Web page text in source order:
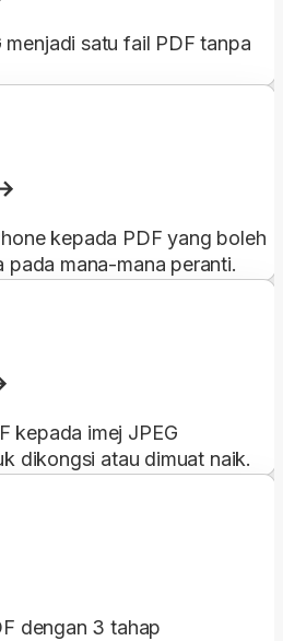
satu fail PDF tanpa
kepada PDF yang boleh
mana-mana peranti.
kepada imej JPEG
dikongsi atau dimuat naik.
dengan 3 tahap